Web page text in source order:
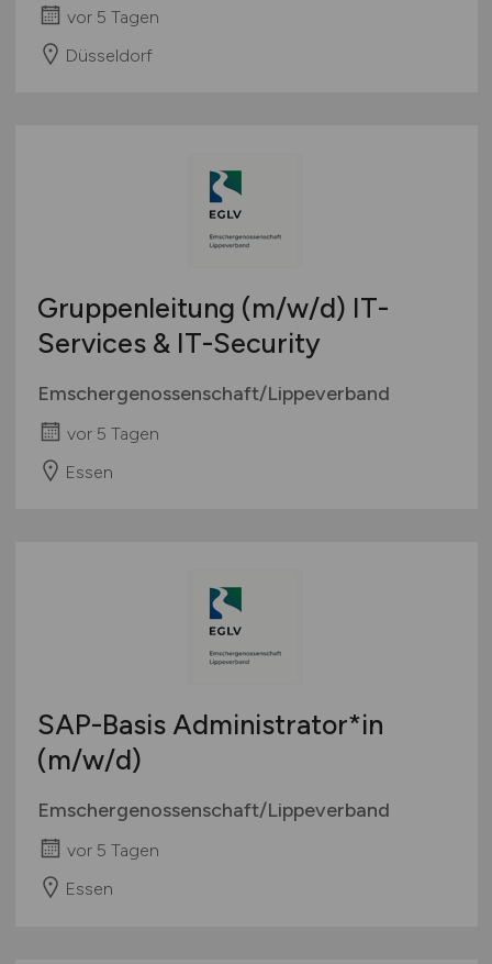
vor 5 Tagen
Düsseldorf
Gruppenleitung (m/w/d) IT-
Services & IT-Security
Emschergenossenschaft/Lippeverband
vor 5 Tagen
Essen
SAP-Basis Administrator*in
(m/w/d)
Emschergenossenschaft/Lippeverband
vor 5 Tagen
Essen